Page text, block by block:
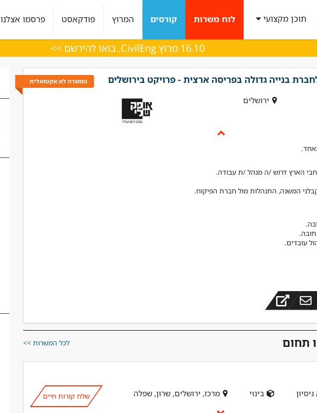
תוכן מקצועי לוח משרות קורסים המרוץ פודקאסט פרסמו אצלנו
16.10 מרוץ CivilEng. בואו להירשם >>
המשרה לא אקטואלית בנייה גדולה בפריסה ארצית - פרויקט בירושלים
ירושלים
תחום לכל המשרות >>
בינוי מרכז, ירושלים, שרון, שפלה שלח קורות חיים
הרבה ידע וסבלנות קיבלתי מענה בצורה מדויקת
מפקח בינוי